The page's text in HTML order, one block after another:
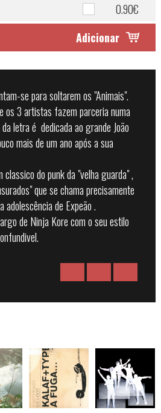
0.90€
Adicionar
se para soltarem os "Animais".
os 3 artistas fazem parceria numa
letra é dedicada ao grande João
mais de um ano após a sua
do punk da "velha guarda" ,
que se chama precisamente
adolescência de Expeão .
de Ninja Kore com o seu estilo